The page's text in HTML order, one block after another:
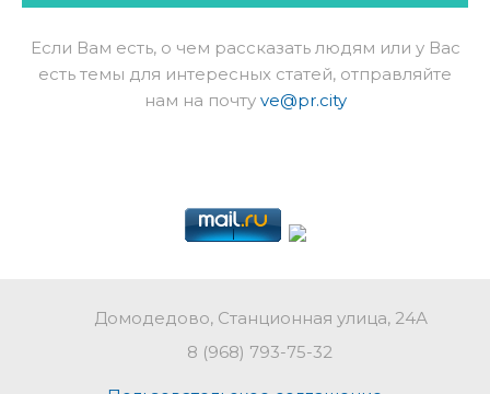
Если Вам есть, о чем рассказать людям или у Вас
есть темы для интересных статей, отправляйте
нам на почту ve@pr.city
Домодедово, Станционная улица, 24А
8 (968) 793-75-32